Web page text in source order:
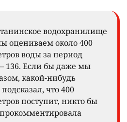
водохранилище
оцениваем около 400
воды за период
136. Если бы даже мы
какой-нибудь
что 400
поступит, никто бы